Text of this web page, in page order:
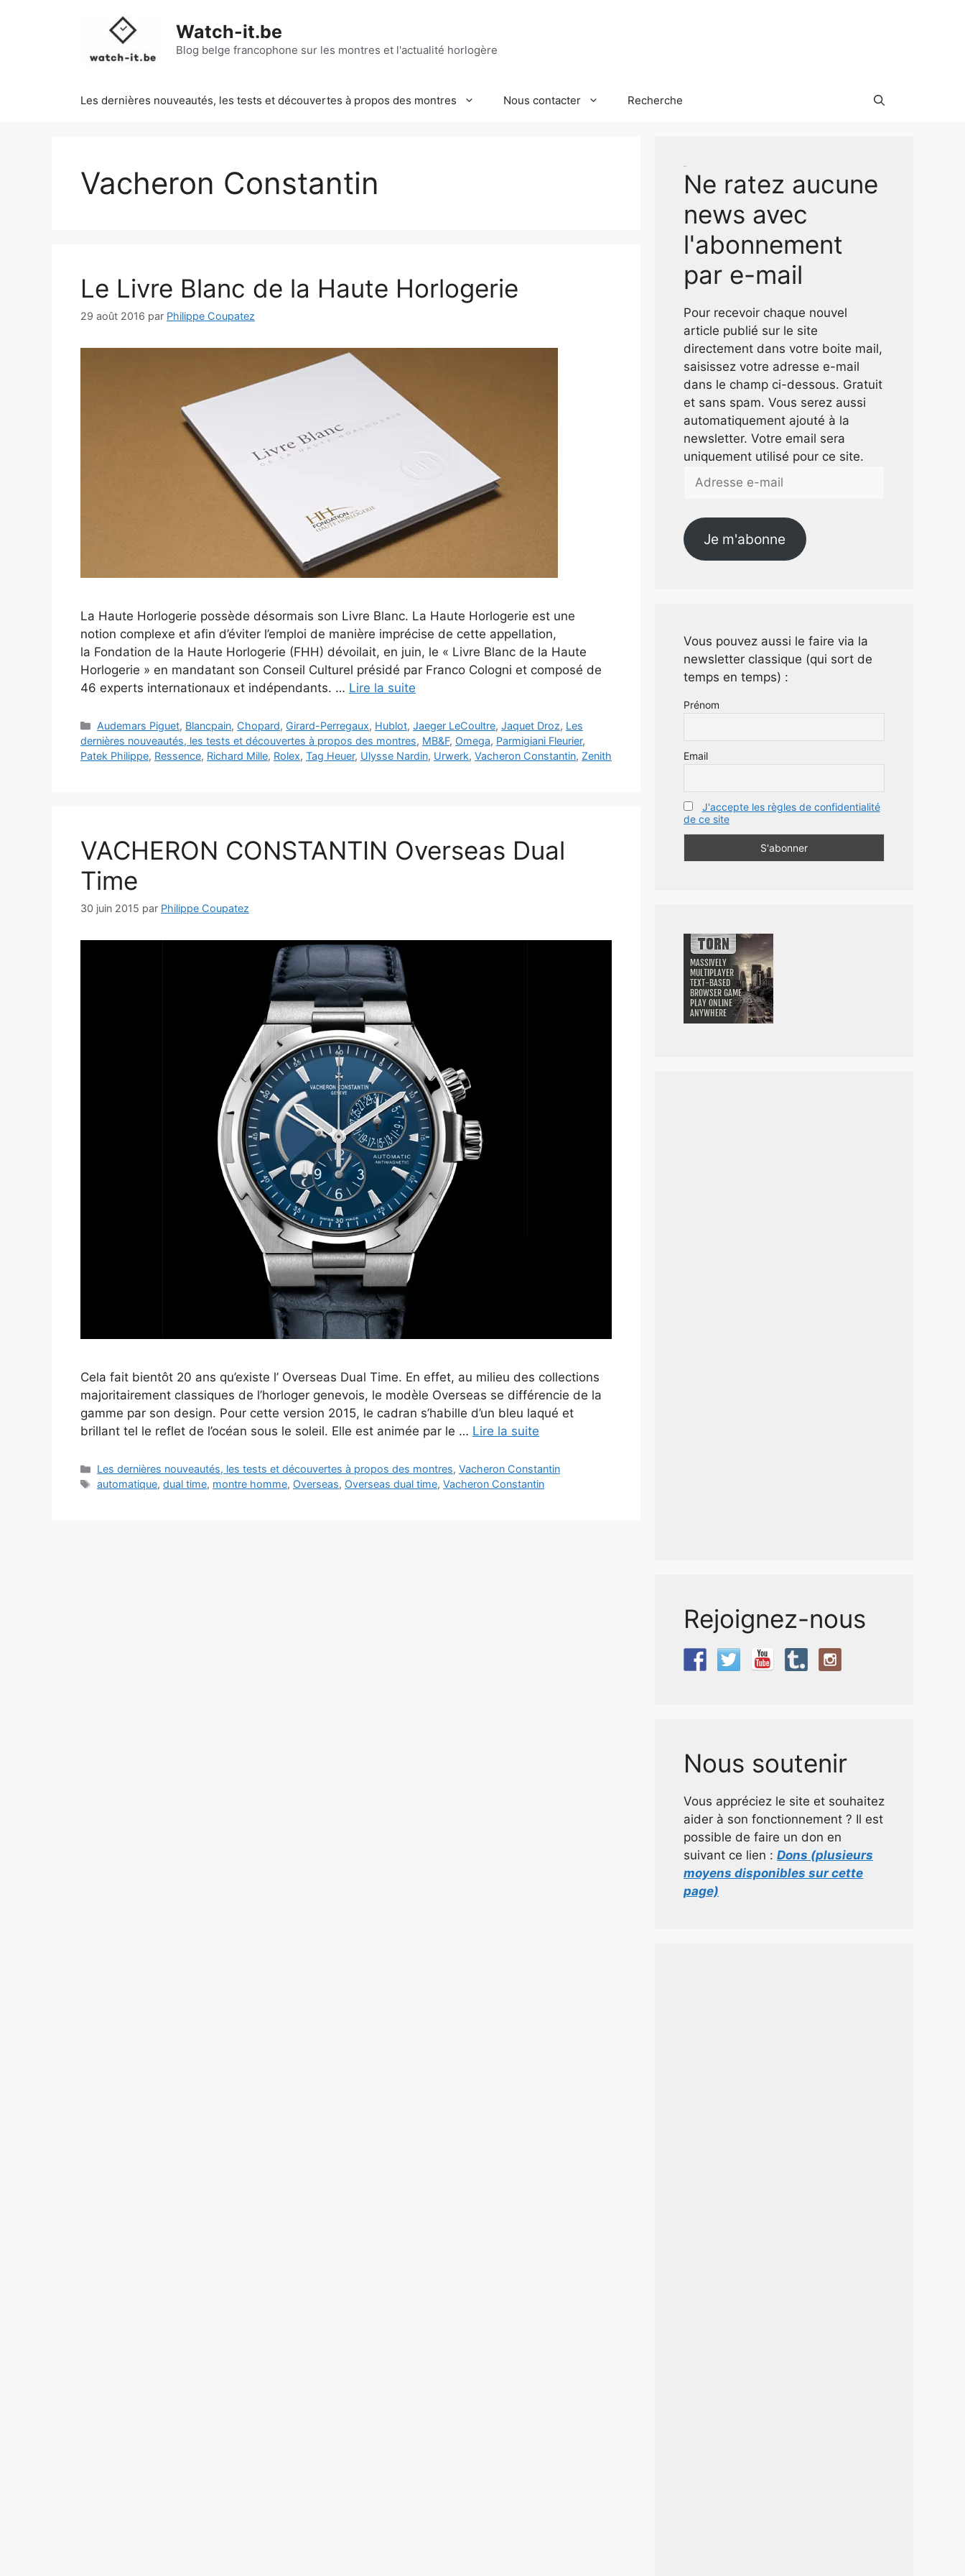
Watch-it.be
Blog belge francophone sur les montres et l'actualité horlogère
Les dernières nouveautés, les tests et découvertes à propos des montres Nous contacter Recherche
Vacheron Constantin
Le Livre Blanc de la Haute Horlogerie
29 août 2016 par Philippe Coupatez
La Haute Horlogerie possède désormais son Livre Blanc. La Haute Horlogerie est une
notion complexe et afin d’éviter l’emploi de manière imprécise de cette appellation,
la Fondation de la Haute Horlogerie (FHH) dévoilait, en juin, le « Livre Blanc de la Haute
Horlogerie » en mandatant son Conseil Culturel présidé par Franco Cologni et composé de
46 experts internationaux et indépendants. … Lire la suite
Catégories
Audemars Piguet, Blancpain, Chopard, Girard-Perregaux, Hublot,Jaeger LeCoultre,Jaquet Droz, Les
dernières nouveautés, les tests et découvertes à propos des montres, MB&F, Omega, Parmigiani Fleurier,
Patek Philippe, Ressence, Richard Mille, Rolex, Tag Heuer, Ulysse Nardin, Urwerk, Vacheron Constantin, Zenith
VACHERON CONSTANTIN Overseas Dual
Time
30 juin 2015 par Philippe Coupatez
Cela fait bientôt 20 ans qu’existe l’ Overseas Dual Time. En effet, au milieu des collections
majoritairement classiques de l’horloger genevois, le modèle Overseas se différencie de la
gamme par son design. Pour cette version 2015, le cadran s’habille d’un bleu laqué et
brillant tel le reflet de l’océan sous le soleil. Elle est animée par le … Lire la suite
Catégories
Les dernières nouveautés, les tests et découvertes à propos des montres,Vacheron Constantin
Étiquettes
automatique,dual time, montre homme, Overseas, Overseas dual time,Vacheron Constantin
Ne ratez aucune
news avec
l'abonnement
par e-mail
Pour recevoir chaque nouvel
article publié sur le site
directement dans votre boite mail,
saisissez votre adresse e-mail
dans le champ ci-dessous. Gratuit
et sans spam. Vous serez aussi
automatiquement ajouté à la
newsletter. Votre email sera
uniquement utilisé pour ce site.
e-
Je m'abonne
Vous pouvez aussi le faire via la
newsletter classique (qui sort de
temps en temps) :
Prénom
Email
J'accepte les règles de confidentialité
de ce site
Rejoignez-nous
Nous soutenir
Vous appréciez le site et souhaitez
aider à son fonctionnement ? Il est
possible de faire un don en
suivant ce lien : Dons (plusieurs
moyens disponibles sur cette
page)